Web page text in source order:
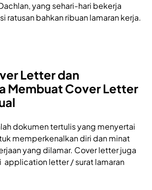
yang sehari-hari bekerja
ratusan bahkan ribuan lamaran kerja.
Letter dan
Membuat Cover Letter
dokumen tertulis yang menyertai
memperkenalkan diri dan minat
yang dilamar. Cover letter juga
letter / surat lamaran